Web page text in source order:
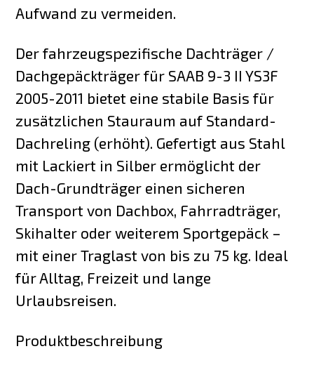
Aufwand zu vermeiden.
Der fahrzeugspezifische Dachträger /
Dachgepäckträger für SAAB 9-3 II YS3F
2005-2011 bietet eine stabile Basis für
zusätzlichen Stauraum auf Standard-
Dachreling (erhöht). Gefertigt aus Stahl
mit Lackiert in Silber ermöglicht der
Dach-Grundträger einen sicheren
Transport von Dachbox, Fahrradträger,
Skihalter oder weiterem Sportgepäck –
mit einer Traglast von bis zu 75 kg. Ideal
für Alltag, Freizeit und lange
Urlaubsreisen.
Produktbeschreibung